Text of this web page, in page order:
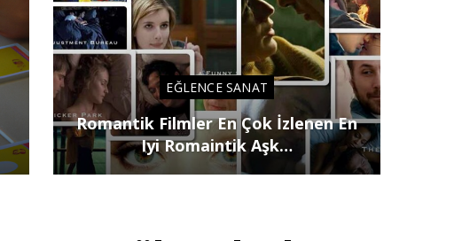
EĞLENCE SANAT
Romantik Filmler En Çok İzlenen En
Iyi Romaintik Aşk…